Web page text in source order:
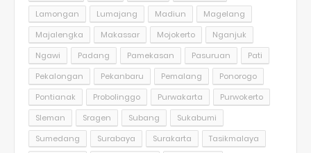
Lamongan
Lumajang Madiun
Magelang
Majalengka
Makassar Mojokerto
Nganjuk
Ngawi
Padang Pamekasan Pasuruan
Pati
Pekalongan
Pekanbaru Pemalang
Ponorogo
Pontianak
Probolinggo Purwakarta
Purwokerto
Sleman
Sragen Subang
Sukabumi
Sumedang
Surabaya Surakarta
Tasikmalaya